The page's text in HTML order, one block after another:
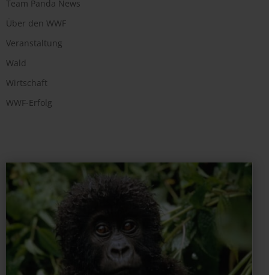
Team Panda News
Über den WWF
Veranstaltung
Wald
Wirtschaft
WWF-Erfolg